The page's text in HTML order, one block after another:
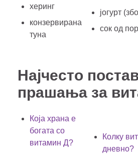
херинг
конзервирана
туна
јогурт
сок од
Најчесто
прашања за
Која храна е
богата со
витамин Д?
Колку
дневно?